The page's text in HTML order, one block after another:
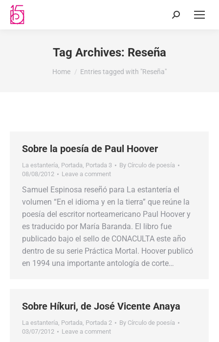
Tag Archives: Reseña
You are here:
Home Entries tagged with "Reseña"
Sobre la poesía de Paul Hoover
La estantería, Portada, Portada 3 By Círculo de poesía
08/08/2012
Leave a comment
Samuel Espinosa reseñó para La estantería el
volumen “En el idioma y en la tierra” que reúne la
poesía del escritor norteamericano Paul Hoover y
es traducido por María Baranda. El libro fue
publicado bajo el sello de CONACULTA este año
dentro de su serie Práctica Mortal. Hoover publicó
en 1994 una importante antología de corte…
Sobre Híkuri, de José Vicente Anaya
La estantería, Portada, Portada 2 By Círculo de poesía
03/07/2012
Leave a comment